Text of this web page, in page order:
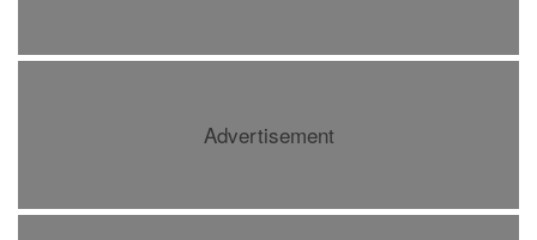
Advertisement